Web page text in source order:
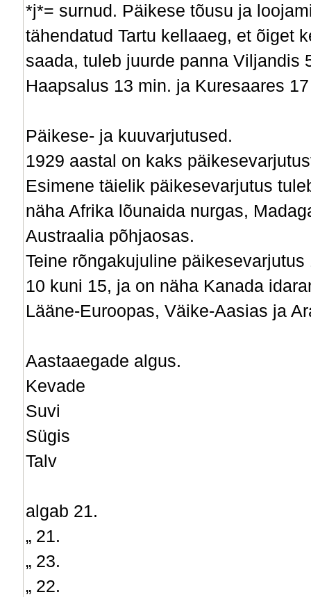
*j*= surnud. Päikese tõusu ja
tähendatud Tartu kellaaeg, et õiget
saada, tuleb juurde panna Viljandis
Haapsalus 13 min. ja Kuresaares
Päikese- ja kuuvarjutused.
1929 aastal on kaks
Esimene täielik päikesevarjutus
näha Afrika lõunaida nurgas,
Austraalia põhjaosas.
Teine rõngakujuline
10 kuni 15, ja on näha Kanada
Lääne-Euroopas, Väike-Aasias ja
Aastaaegade algus.
Kevade
Suvi
Sügis
Talv
algab 21.
„ 21.
„ 23.
„ 22.